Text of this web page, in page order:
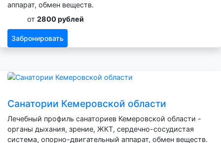
аппарат, обмен веществ.
от 2800 рублей
Забронировать
Санатории Кемеровской области
Лечебный профиль санаториев Кемеровской области -
органы дыхания, зрение, ЖКТ, сердечно-сосудистая
система, опорно-двигательный аппарат, обмен веществ.